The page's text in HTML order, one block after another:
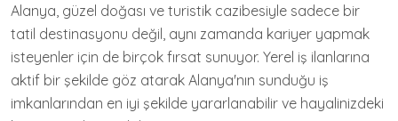
Alanya, güzel doğası ve turistik cazibesiyle sadece bir
tatil destinasyonu değil, aynı zamanda kariyer yapmak
isteyenler için de birçok fırsat sunuyor. Yerel iş ilanlarına
aktif bir şekilde göz atarak Alanya'nın sunduğu iş
imkanlarından en iyi şekilde yararlanabilir ve hayalinizdeki